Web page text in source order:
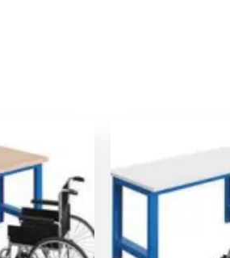
prix
actuel
est :
378,00 €.
était :